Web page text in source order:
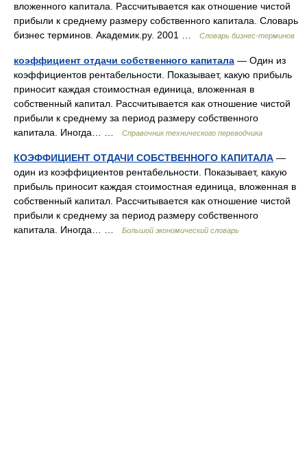
вложенного капитала. Рассчитывается как отношение чистой
прибыли к среднему размеру собственного капитала. Словарь
бизнес терминов. Академик.ру. 2001 …
Словарь бизнес-терминов
коэффициент отдачи собственного капитала — Один из
коэффициентов рентабельности. Показывает, какую прибыль
приносит каждая стоимостная единица, вложенная в
собственный капитал. Рассчитывается как отношение чистой
прибыли к среднему за период размеру собственного
капитала. Иногда… …
Справочник технического переводчика
КОЭФФИЦИЕНТ ОТДАЧИ СОБСТВЕННОГО КАПИТАЛА —
один из коэффициентов рентабельности. Показывает, какую
прибыль приносит каждая стоимостная единица, вложенная в
собственный капитал. Рассчитывается как отношение чистой
прибыли к среднему за период размеру собственного
капитала. Иногда… …
Большой экономический словарь